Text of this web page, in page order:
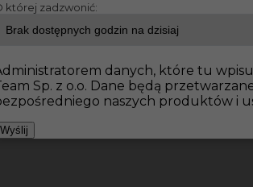
Prace budowlane Niemcy
której zadzwonić:
danych, które tu
Sp. z o.o. Dane będą
naszych produktów i
Wyślij